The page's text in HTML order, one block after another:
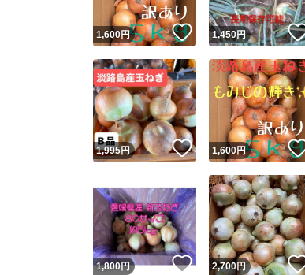
1,600円 いいね！
1,450円
1,995円 いいね！
1,600円
1,800円 いいね！
2,700円